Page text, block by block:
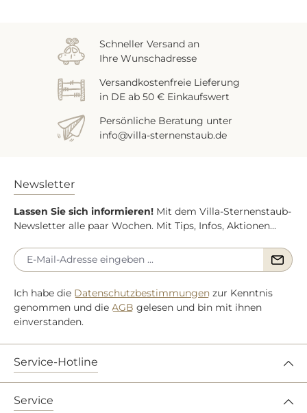
Schneller Versand an
Ihre Wunschadresse
Versandkostenfreie Lieferung
in DE ab 50 € Einkaufswert
Persönliche Beratung unter
info@villa-sternenstaub.de
Newsletter
Lassen Sie sich informieren! Mit dem Villa-Sternenstaub-
Newsletter alle paar Wochen. Mit Tips, Infos, Aktionen...
Ich habe die Datenschutzbestimmungen zur Kenntnis
genommen und die AGB gelesen und bin mit ihnen
einverstanden.
Service-Hotline
Service